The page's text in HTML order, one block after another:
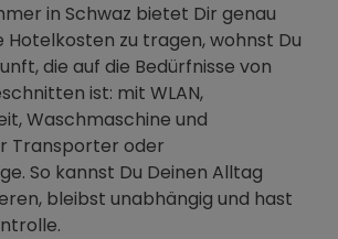
in Schwaz bietet Dir genau
Hotelkosten zu tragen, wohnst Du
die auf die Bedürfnisse von
ist: mit WLAN,
Waschmaschine und
Transporter oder
So kannst Du Deinen Alltag
bleibst unabhängig und hast